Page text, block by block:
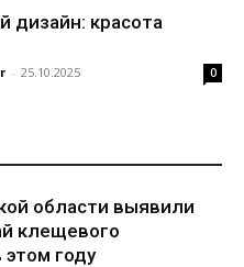
красота
- 25.10.2025 0
области выявили
клещевого
этом году